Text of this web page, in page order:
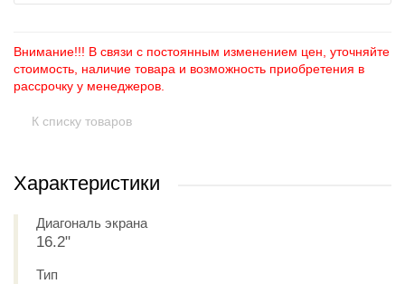
Внимание!!! В связи с постоянным изменением цен, уточняйте
стоимость, наличие товара и возможность приобретения в
рассрочку у менеджеров.
К списку товаров
Характеристики
Диагональ экрана
16.2"
Тип